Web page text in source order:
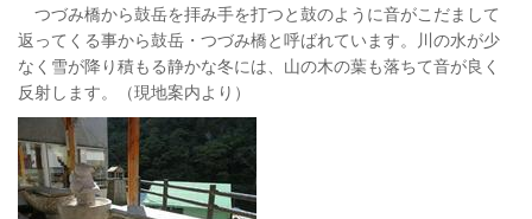
つづみ橋から鼓岳を拝み手を打つと鼓のように音がこだまして
返ってくる事から鼓岳・つづみ橋と呼ばれています。川の水が少
なく雪が降り積もる静かな冬には、山の木の葉も落ちて音が良く
反射します。（現地案内より）